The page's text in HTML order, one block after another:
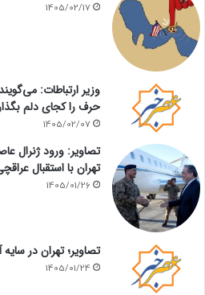
1405/02/17
وزیر ارتباطات:
حرف را کجای دلم
1405/02/07
تصاویر: ورود ژنرال
تهران با استقبال
1405/01/26
تصاویر؛ تهران در
1405/01/24